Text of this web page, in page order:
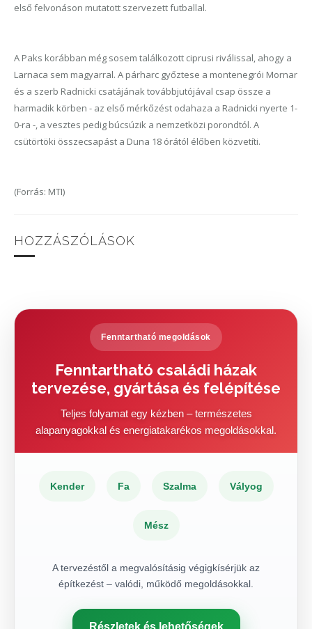
első felvonáson mutatott szervezett futballal.
A Paks korábban még sosem találkozott ciprusi riválissal, ahogy a
Larnaca sem magyarral. A párharc győztese a montenegrói Mornar
és a szerb Radnicki csatájának továbbjutójával csap össze a
harmadik körben - az első mérkőzést odahaza a Radnicki nyerte 1-
0-ra -, a vesztes pedig búcsúzik a nemzetközi porondtól. A
csütörtöki összecsapást a Duna 18 órától élőben közvetíti.
(Forrás: MTI)
HOZZÁSZÓLÁSOK
Fenntartható megoldások
Fenntartható családi házak
tervezése, gyártása és felépítése
Teljes folyamat egy kézben – természetes
alapanyagokkal és energiatakarékos megoldásokkal.
Kender Fa Szalma Vályog
Mész
A tervezéstől a megvalósításig végigkísérjük az
építkezést – valódi, működő megoldásokkal.
Részletek és lehetőségek